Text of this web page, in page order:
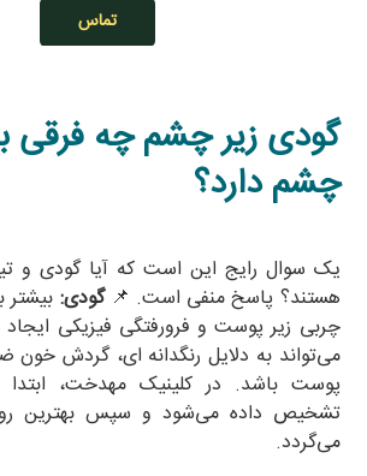
تماس
گودی زیر چشم چه فرقی
چشم دارد؟
یک سوال رایج این است که آیا گودی و
هستند؟ پاسخ منفی است. 📌گودی: بیشتر
چربی زیر پوست و فرورفتگی فیزیکی
می‌تواند به دلایل رنگدانه‌ ای، گردش
پوست باشد. در کلینیک مهدخت،
تشخیص داده می‌شود و سپس بهترین
می‌گردد.